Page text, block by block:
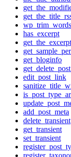
wp_trim_words
has_excerpt
get_the_excerpt
get_bloginfo
edit_post_link
add_post_meta
delete_transient
get_transient
set_transient